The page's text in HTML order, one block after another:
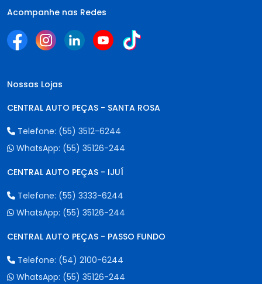
Acompanhe nas Redes
Nossas Lojas
CENTRAL AUTO PEÇAS - SANTA ROSA
Telefone: (55) 3512-6244
WhatsApp: (55) 35126-244
CENTRAL AUTO PEÇAS - IJUÍ
Telefone: (55) 3333-6244
WhatsApp: (55) 35126-244
CENTRAL AUTO PEÇAS - PASSO FUNDO
Telefone: (54) 2100-6244
WhatsApp: (55) 35126-244